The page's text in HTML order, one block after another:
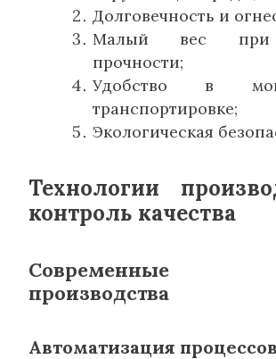
Долговечность и
Малый вес при
прочности;
Удобство в
транспортировке;
Экологическая
Технологии
контроль качества
Современные
производства
Автоматизация процессов